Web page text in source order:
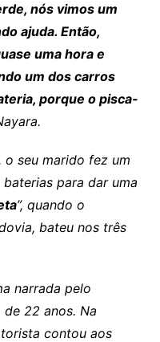
nós vimos um
ajuda. Então,
uma hora e
um dos carros
porque o pisca-
o seu marido fez um
para dar uma
”, quando o
bateu nos três
narrada pelo
22 anos. Na
contou aos